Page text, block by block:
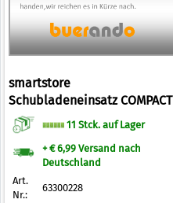
smartstore
Schubladeneinsatz COMPACT
SORT, 400 x 100 mm
11 Stck. auf Lager
+ € 6,99 Versand nach
Deutschland
Art.
Nr.:
63300228